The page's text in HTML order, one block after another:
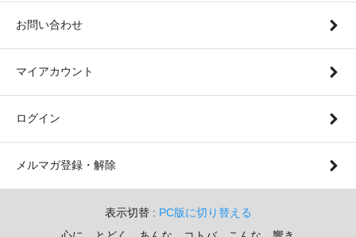
お問い合わせ
マイアカウント
ログイン
メルマガ登録・解除
表示切替 : PC版に切り替える